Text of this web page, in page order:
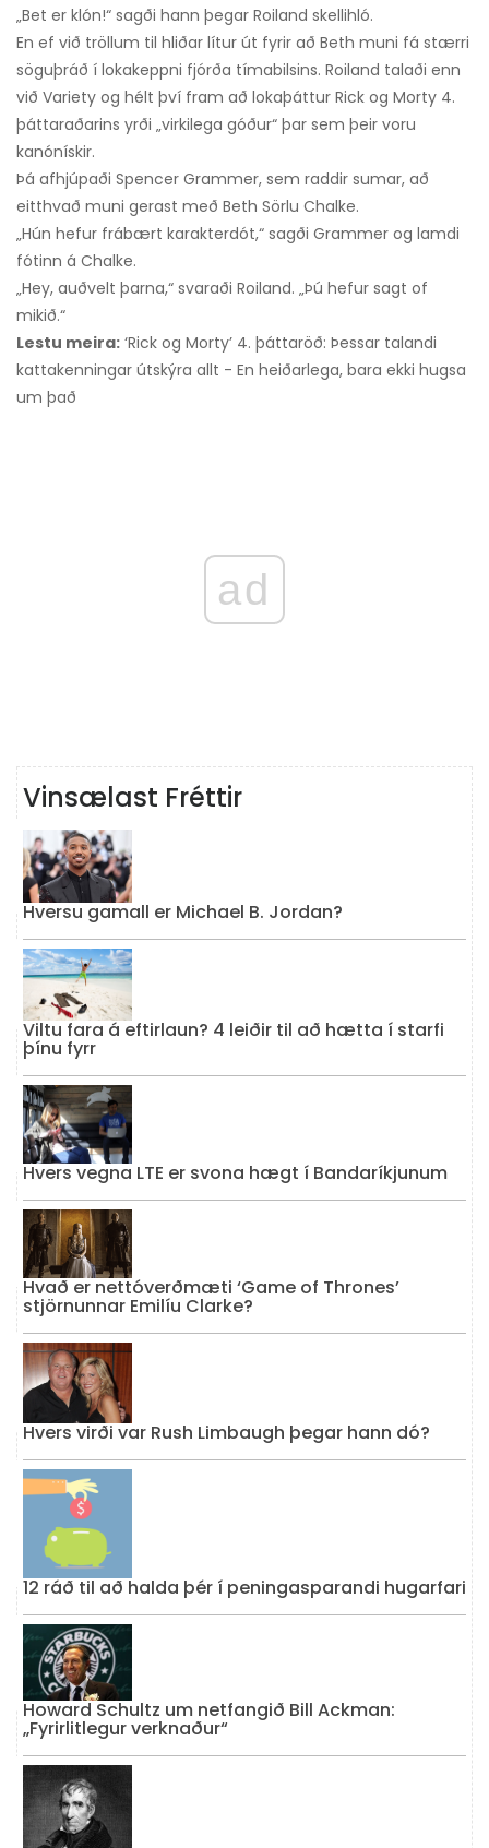
„Bet er klón!“ sagði hann þegar Roiland skellihló.
En ef við tröllum til hliðar lítur út fyrir að Beth muni fá stærri
söguþráð í lokakeppni fjórða tímabilsins. Roiland talaði enn
við Variety og hélt því fram að lokaþáttur Rick og Morty 4.
þáttaraðarins yrði „virkilega góður“ þar sem þeir voru
kanónískir.
Þá afhjúpaði Spencer Grammer, sem raddir sumar, að
eitthvað muni gerast með Beth Sörlu Chalke.
„Hún hefur frábært karakterdót,“ sagði Grammer og lamdi
fótinn á Chalke.
„Hey, auðvelt þarna,“ svaraði Roiland. „Þú hefur sagt of
mikið.“
Lestu meira: ‘Rick og Morty’ 4. þáttaröð: Þessar talandi
kattakenningar útskýra allt - En heiðarlega, bara ekki hugsa
um það
ad
Vinsælast Fréttir
Hversu gamall er Michael B. Jordan?
Viltu fara á eftirlaun? 4 leiðir til að hætta í starfi
þínu fyrr
Hvers vegna LTE er svona hægt í Bandaríkjunum
Hvað er nettóverðmæti ‘Game of Thrones’
stjörnunnar Emilíu Clarke?
Hvers virði var Rush Limbaugh þegar hann dó?
12 ráð til að halda þér í peningasparandi hugarfari
Howard Schultz um netfangið Bill Ackman:
„Fyrirlitlegur verknaður“